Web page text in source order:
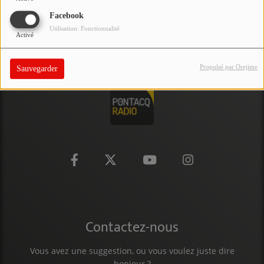
Facebook
Activé
Utilisation: Fonctionnalité
Sauvegarder Propulsé par Orejime
PARTICIPEZ
JEUX CONCOURS
RECRUTEMENT
VENEZ DANS LE PUBLIC !
Contactez-nous
Vous avez une suggestion, ou vous voulez juste dire